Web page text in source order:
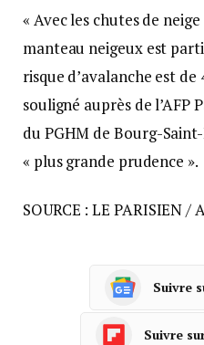
« Avec les chutes de
manteau neigeux est
risque d’avalanche est de
souligné auprès de l’AFP
du PGHM de Bourg-
« plus grande prudence ».
SOURCE : LE PARISIEN /
Suivre
Suivre